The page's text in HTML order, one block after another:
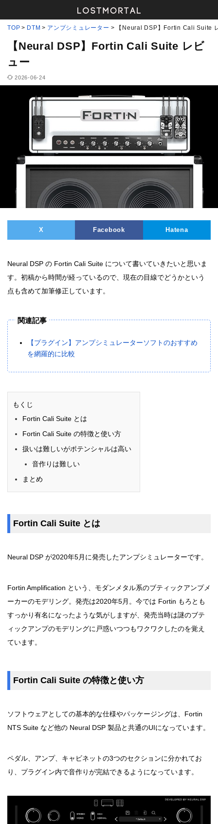
TOP DTM アンプシミュレーター 【Neural DSP】Fortin Cali Suite
【Neural DSP】Fortin Cali Suite レビ
ュー
2026-06-24
X Facebook Hatena
Neural DSP の Fortin Cali Suite について書いていきたいと思いま
す。初稿から時間が経っているので、現在の目線でどうかという
点も含めて加筆修正しています。
関連記事
【プラグイン】アンプシミュレーターソフトのおすすめ
を網羅的に比較
もくじ
Fortin Cali Suite とは
Fortin Cali Suite の特徴と使い方
扱いは難しいがポテンシャルは高い
音作りは難しい
まとめ
Fortin Cali Suite とは
Neural DSP が2020年5月に発売したアンプシミュレーターです。
Fortin Amplification という、モダンメタル系のブティックアンプメ
ーカーのモデリング。発売は2020年5月。今では Fortin もろとも
すっかり有名になったような気がしますが、発売当時は謎のブテ
ィックアンプのモデリングに戸惑いつつもワクワクしたのを覚え
ています。
Fortin Cali Suite の特徴と使い方
ソフトウェアとしての基本的な仕様やパッケージングは、Fortin
NTS Suite など他の Neural DSP 製品と共通のUIになっています。
ペダル、アンプ、キャビネットの3つのセクションに分かれてお
り、プラグイン内で音作りが完結できるようになっています。